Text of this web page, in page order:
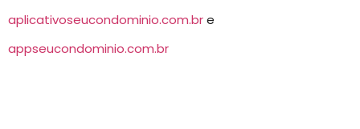
aplicativoseucondominio.com.bre
appseucondominio.com.br